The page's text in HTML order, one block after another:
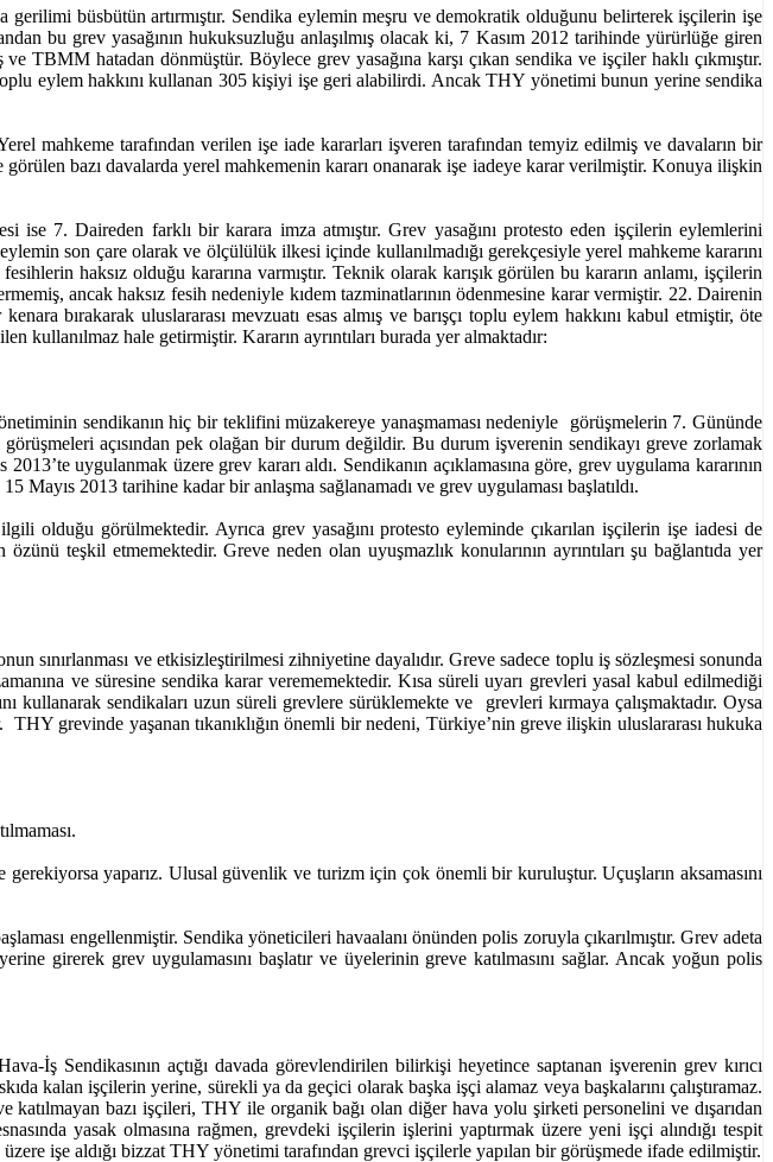
gerilimi büsbütün artırmıştır. Sendika eylemin meşru ve demokratik olduğunu belirterek işçilerin işe
bu grev yasağının hukuksuzluğu anlaşılmış olacak ki, 7 Kasım 2012 tarihinde yürürlüğe giren
TBMM hatadan dönmüştür. Böylece grev yasağına karşı çıkan sendika ve işçiler haklı çıkmıştır.
eylem hakkını kullanan 305 kişiyi işe geri alabilirdi. Ancak THY yönetimi bunun yerine sendika
mahkeme tarafından verilen işe iade kararları işveren tarafından temyiz edilmiş ve davaların bir
bazı davalarda yerel mahkemenin kararı onanarak işe iadeye karar verilmiştir. Konuya ilişkin
ise 7. Daireden farklı bir karara imza atmıştır. Grev yasağını protesto eden işçilerin eylemlerini
son çare olarak ve ölçülülük ilkesi içinde kullanılmadığı gerekçesiyle yerel mahkeme kararını
haksız olduğu kararına varmıştır. Teknik olarak karışık görülen bu kararın anlamı, işçilerin
ancak haksız fesih nedeniyle kıdem tazminatlarının ödenmesine karar vermiştir. 22. Dairenin
bırakarak uluslararası mevzuatı esas almış ve barışçı toplu eylem hakkını kabul etmiştir, öte
kullanılmaz hale getirmiştir. Kararın ayrıntıları burada yer almaktadır:
sendikanın hiç bir teklifini müzakereye yanaşmaması nedeniyle görüşmelerin 7. Gününde
açısından pek olağan bir durum değildir. Bu durum işverenin sendikayı greve zorlamak
uygulanmak üzere grev kararı aldı. Sendikanın açıklamasına göre, grev uygulama kararının
Mayıs 2013 tarihine kadar bir anlaşma sağlanamadı ve grev uygulaması başlatıldı.
görülmektedir. Ayrıca grev yasağını protesto eyleminde çıkarılan işçilerin işe iadesi de
teşkil etmemektedir. Greve neden olan uyuşmazlık konularının ayrıntıları şu bağlantıda yer
sınırlanması ve etkisizleştirilmesi zihniyetine dayalıdır. Greve sadece toplu iş sözleşmesi sonunda
ve süresine sendika karar verememektedir. Kısa süreli uyarı grevleri yasal kabul edilmediği
kullanarak sendikaları uzun süreli grevlere sürüklemekte ve grevleri kırmaya çalışmaktadır. Oysa
grevinde yaşanan tıkanıklığın önemli bir nedeni, Türkiye’nin greve ilişkin uluslararası hukuka
yaparız. Ulusal güvenlik ve turizm için çok önemli bir kuruluştur. Uçuşların aksamasını
engellenmiştir. Sendika yöneticileri havaalanı önünden polis zoruyla çıkarılmıştır. Grev adeta
girerek grev uygulamasını başlatır ve üyelerinin greve katılmasını sağlar. Ancak yoğun polis
İş Sendikasının açtığı davada görevlendirilen bilirkişi heyetince saptanan işverenin grev kırıcı
kalan işçilerin yerine, sürekli ya da geçici olarak başka işçi alamaz veya başkalarını çalıştıramaz.
bazı işçileri, THY ile organik bağı olan diğer hava yolu şirketi personelini ve dışarıdan
yasak olmasına rağmen, grevdeki işçilerin işlerini yaptırmak üzere yeni işçi alındığı tespit
işe aldığı bizzat THY yönetimi tarafından grevci işçilerle yapılan bir görüşmede ifade edilmiştir.